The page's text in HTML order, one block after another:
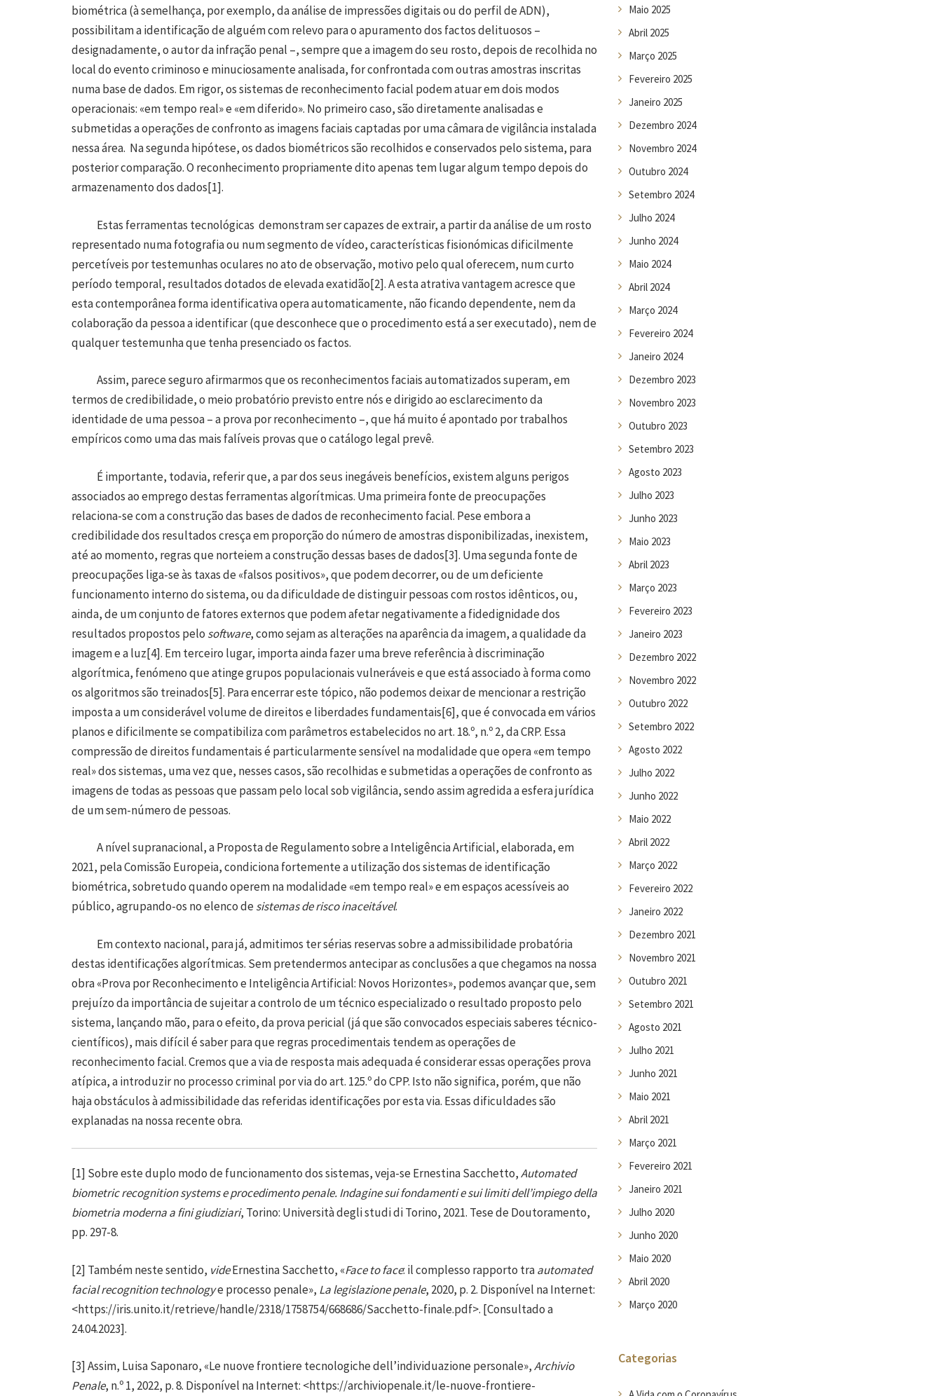
biométrica (à semelhança, por exemplo, da análise de impressões digitais ou do perfil de ADN),
possibilitam a identificação de alguém com relevo para o apuramento dos factos delituosos –
designadamente, o autor da infração penal –, sempre que a imagem do seu rosto, depois de recolhida no
local do evento criminoso e minuciosamente analisada, for confrontada com outras amostras inscritas
numa base de dados. Em rigor, os sistemas de reconhecimento facial podem atuar em dois modos
operacionais: «em tempo real» e «em diferido». No primeiro caso, são diretamente analisadas e
submetidas a operações de confronto as imagens faciais captadas por uma câmara de vigilância instalada
nessa área. Na segunda hipótese, os dados biométricos são recolhidos e conservados pelo sistema, para
posterior comparação. O reconhecimento propriamente dito apenas tem lugar algum tempo depois do
armazenamento dos dados[1].
Estas ferramentas tecnológicas demonstram ser capazes de extrair, a partir da análise de um rosto
representado numa fotografia ou num segmento de vídeo, características fisionómicas dificilmente
percetíveis por testemunhas oculares no ato de observação, motivo pelo qual oferecem, num curto
período temporal, resultados dotados de elevada exatidão[2]. A esta atrativa vantagem acresce que
esta contemporânea forma identificativa opera automaticamente, não ficando dependente, nem da
colaboração da pessoa a identificar (que desconhece que o procedimento está a ser executado), nem de
qualquer testemunha que tenha presenciado os factos.
Assim, parece seguro afirmarmos que os reconhecimentos faciais automatizados superam, em
termos de credibilidade, o meio probatório previsto entre nós e dirigido ao esclarecimento da
identidade de uma pessoa – a prova por reconhecimento –, que há muito é apontado por trabalhos
empíricos como uma das mais falíveis provas que o catálogo legal prevê.
É importante, todavia, referir que, a par dos seus inegáveis benefícios, existem alguns perigos
associados ao emprego destas ferramentas algorítmicas. Uma primeira fonte de preocupações
relaciona-se com a construção das bases de dados de reconhecimento facial. Pese embora a
credibilidade dos resultados cresça em proporção do número de amostras disponibilizadas, inexistem,
até ao momento, regras que norteiem a construção dessas bases de dados[3]. Uma segunda fonte de
preocupações liga-se às taxas de «falsos positivos», que podem decorrer, ou de um deficiente
funcionamento interno do sistema, ou da dificuldade de distinguir pessoas com rostos idênticos, ou,
ainda, de um conjunto de fatores externos que podem afetar negativamente a fidedignidade dos
resultados propostos pelo software, como sejam as alterações na aparência da imagem, a qualidade da
imagem e a luz[4]. Em terceiro lugar, importa ainda fazer uma breve referência à discriminação
algorítmica, fenómeno que atinge grupos populacionais vulneráveis e que está associado à forma como
os algoritmos são treinados[5]. Para encerrar este tópico, não podemos deixar de mencionar a restrição
imposta a um considerável volume de direitos e liberdades fundamentais[6], que é convocada em vários
planos e dificilmente se compatibiliza com parâmetros estabelecidos no art. 18.º, n.º 2, da CRP. Essa
compressão de direitos fundamentais é particularmente sensível na modalidade que opera «em tempo
real» dos sistemas, uma vez que, nesses casos, são recolhidas e submetidas a operações de confronto as
imagens de todas as pessoas que passam pelo local sob vigilância, sendo assim agredida a esfera jurídica
de um sem-número de pessoas.
A nível supranacional, a Proposta de Regulamento sobre a Inteligência Artificial, elaborada, em
2021, pela Comissão Europeia, condiciona fortemente a utilização dos sistemas de identificação
biométrica, sobretudo quando operem na modalidade «em tempo real» e em espaços acessíveis ao
público, agrupando-os no elenco desistemas de risco inaceitável.
Em contexto nacional, para já, admitimos ter sérias reservas sobre a admissibilidade probatória
destas identificações algorítmicas. Sem pretendermos antecipar as conclusões a que chegamos na nossa
obra «Prova por Reconhecimento e Inteligência Artificial: Novos Horizontes», podemos avançar que, sem
prejuízo da importância de sujeitar a controlo de um técnico especializado o resultado proposto pelo
sistema, lançando mão, para o efeito, da prova pericial (já que são convocados especiais saberes técnico-
científicos), mais difícil é saber para que regras procedimentais tendem as operações de
reconhecimento facial. Cremos que a via de resposta mais adequada é considerar essas operações prova
atípica, a introduzir no processo criminal por via do art. 125.º do CPP. Isto não significa, porém, que não
haja obstáculos à admissibilidade das referidas identificações por esta via. Essas dificuldades são
explanadas na nossa recente obra.
[1] Sobre este duplo modo de funcionamento dos sistemas, veja-se Ernestina Sacchetto,Automated
biometric recognition systems e procedimento penale.Indagine sui fondamenti e sui limiti dell’impiego della
biometria moderna a fini giudiziari, Torino: Università degli studi di Torino, 2021. Tese de Doutoramento,
pp. 297-8.
[2] Também neste sentido, videErnestina Sacchetto, «Face to face: il complesso rapporto traautomated
facial recognition technologye processo penale», La legislazione penale, 2020, p. 2. Disponível na Internet:
<https://iris.unito.it/retrieve/handle/2318/1758754/668686/Sacchetto-finale.pdf>. [Consultado a
24.04.2023].
[3]Assim, Luisa Saponaro, «Le nuove frontiere tecnologiche dell’individuazione personale»,Archivio
Penale, n.º 1, 2022, p. 8. Disponível na Internet: <https://archiviopenale.it/le-nuove-frontiere-
Maio 2025
Abril 2025
Março 2025
Fevereiro 2025
Janeiro 2025
Dezembro 2024
Novembro 2024
Outubro 2024
Setembro 2024
Julho 2024
Junho 2024
Maio 2024
Abril 2024
Março 2024
Fevereiro 2024
Janeiro 2024
Dezembro 2023
Novembro 2023
Outubro 2023
Setembro 2023
Agosto 2023
Julho 2023
Junho 2023
Maio 2023
Abril 2023
Março 2023
Fevereiro 2023
Janeiro 2023
Dezembro 2022
Novembro 2022
Outubro 2022
Setembro 2022
Agosto 2022
Julho 2022
Junho 2022
Maio 2022
Abril 2022
Março 2022
Fevereiro 2022
Janeiro 2022
Dezembro 2021
Novembro 2021
Outubro 2021
Setembro 2021
Agosto 2021
Julho 2021
Junho 2021
Maio 2021
Abril 2021
Março 2021
Fevereiro 2021
Janeiro 2021
Julho 2020
Junho 2020
Maio 2020
Abril 2020
Março 2020
Categorias